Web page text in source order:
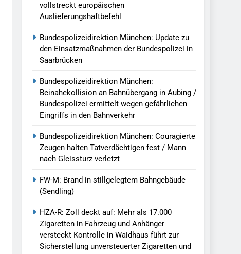
vollstreckt europäischen
Auslieferungshaftbefehl
Bundespolizeidirektion München: Update zu
den Einsatzmaßnahmen der Bundespolizei in
Saarbrücken
Bundespolizeidirektion München:
Beinahekollision an Bahnübergang in Aubing /
Bundespolizei ermittelt wegen gefährlichen
Eingriffs in den Bahnverkehr
Bundespolizeidirektion München: Couragierte
Zeugen halten Tatverdächtigen fest / Mann
nach Gleissturz verletzt
FW-M: Brand in stillgelegtem Bahngebäude
(Sendling)
HZA-R: Zoll deckt auf: Mehr als 17.000
Zigaretten in Fahrzeug und Anhänger
versteckt Kontrolle in Waidhaus führt zur
Sicherstellung unversteuerter Zigaretten und